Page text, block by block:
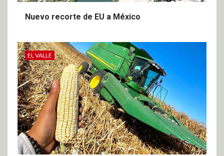
Nuevo recorte de EU a México
EL VALLE